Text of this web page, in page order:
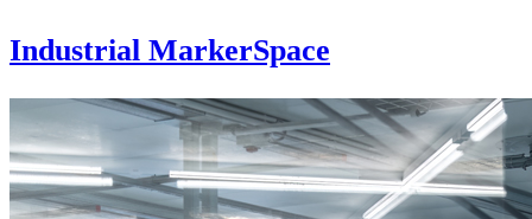
Industrial MarkerSpace